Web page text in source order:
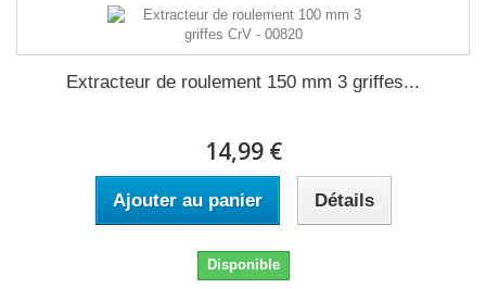
Extracteur de roulement 150 mm 3 griffes...
14,99 €
Ajouter au panier Détails
Disponible